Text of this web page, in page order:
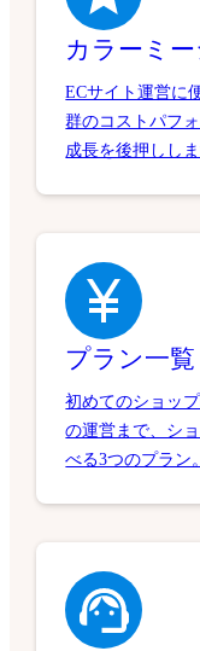
カラーミ
ECサイト運営に
群のコストパフ
成長を後押ししま
プラン一覧
初めてのショッ
の運営まで、シ
べる3つのプラン。